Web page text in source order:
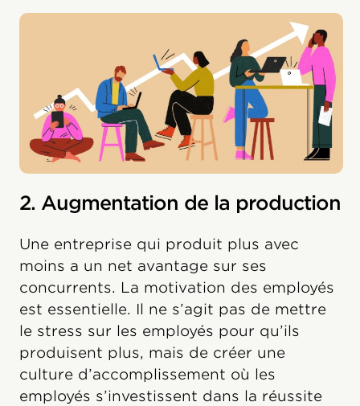
2. Augmentation de la production
Une entreprise qui produit plus avec
moins a un net avantage sur ses
concurrents. La motivation des employés
est essentielle. Il ne s’agit pas de mettre
le stress sur les employés pour qu’ils
produisent plus, mais de créer une
culture d’accomplissement où les
employés s’investissent dans la réussite